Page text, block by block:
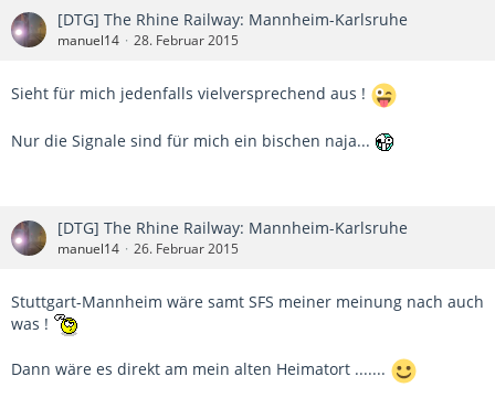
[DTG] The Rhine Railway: Mannheim-Karlsruhe
manuel14 28. Februar 2015
Sieht für mich jedenfalls vielversprechend aus !
Nur die Signale sind für mich ein bischen naja...
[DTG] The Rhine Railway: Mannheim-Karlsruhe
manuel14 26. Februar 2015
Stuttgart-Mannheim wäre samt SFS meiner meinung nach auch
was !
Dann wäre es direkt am mein alten Heimatort .......